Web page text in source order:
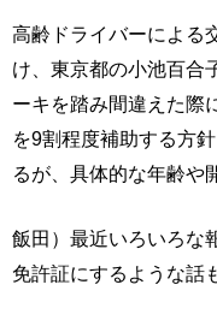
高齢ドライバーによる
け、東京都の小池百合
ーキを踏み間違えた際
を9割程度補助する方
るが、具体的な年齢や
飯田）最近いろいろな
免許証にするような話